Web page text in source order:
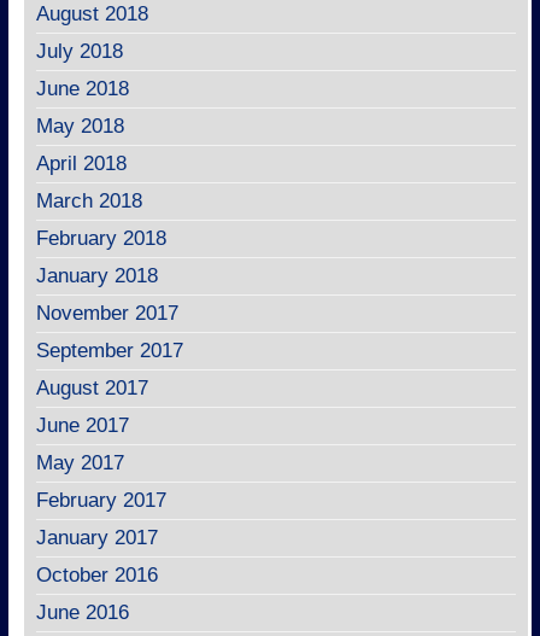
August 2018
July 2018
June 2018
May 2018
April 2018
March 2018
February 2018
January 2018
November 2017
September 2017
August 2017
June 2017
May 2017
February 2017
January 2017
October 2016
June 2016